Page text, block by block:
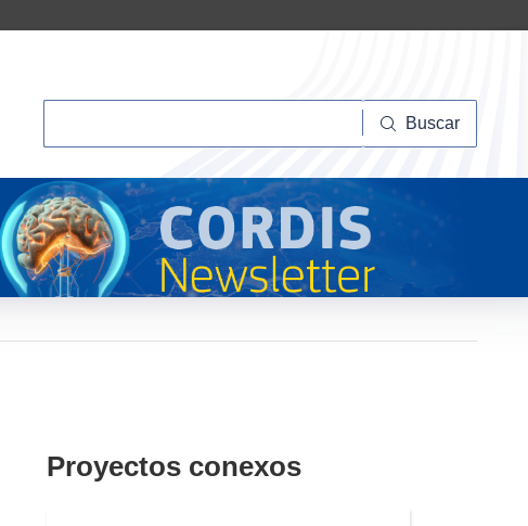
Buscar
Proyectos conexos